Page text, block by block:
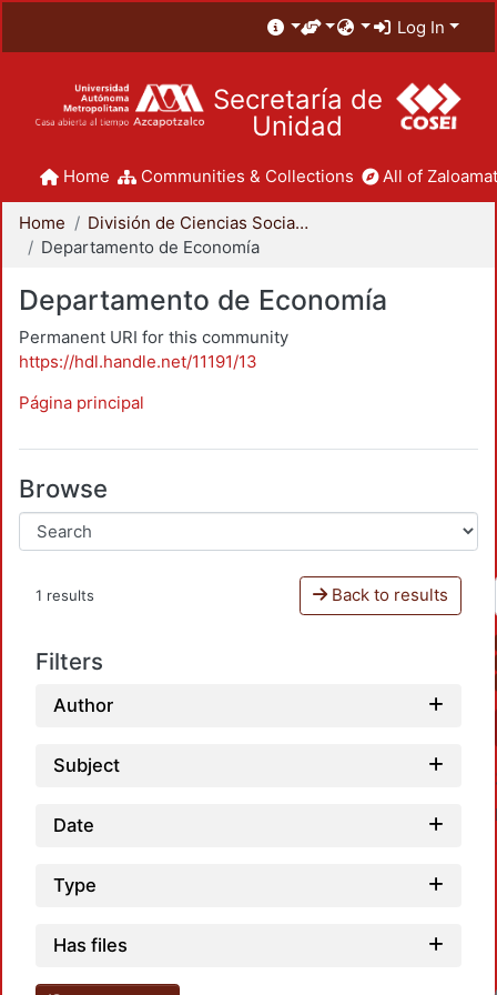
Log In
Secretaría de
Unidad
Home Communities & Collections All of
Home
División de Ciencias Sociales y Humanidades
Departamento de Economía
Departamento de Economía
Permanent URI for this community
https://hdl.handle.net/11191/13
Página principal
Browse
1 results Back to results
Filters
Author
Subject
Date
Type
Has files